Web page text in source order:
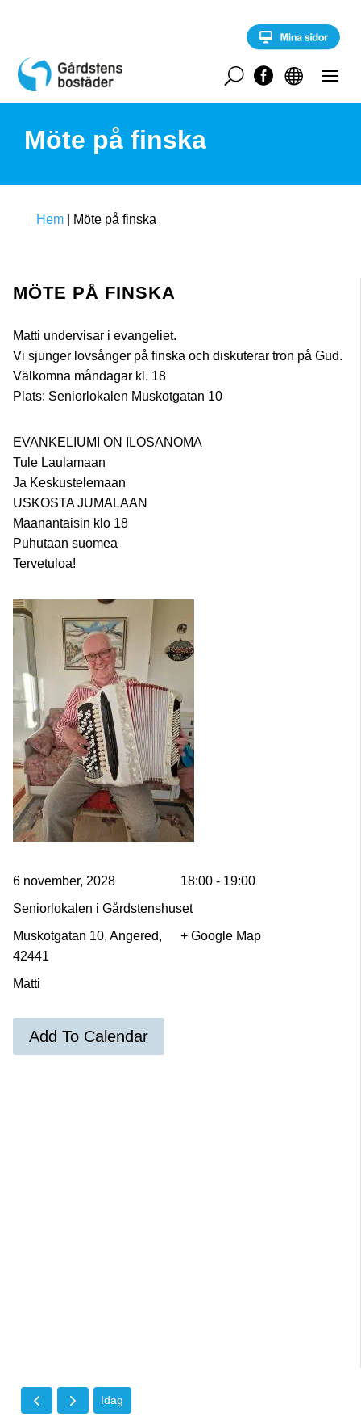
c
n


U
Möte på finska
Hem Möte på finska
MÖTE PÅ FINSKA
Matti undervisar i evangeliet.
Vi sjunger lovsånger på finska och diskuterar tron på Gud.
Välkomna måndagar kl. 18
Plats: Seniorlokalen Muskotgatan 10
EVANKELIUMI ON ILOSANOMA
Tule Laulamaan
Ja Keskustelemaan
USKOSTA JUMALAAN
Maanantaisin klo 18
Puhutaan suomea
Tervetuloa!
6 november, 2028
18:00 - 19:00
Seniorlokalen i Gårdstenshuset
Muskotgatan 10, Angered,
42441
+ Google Map
Matti
Add To Calendar
Idag